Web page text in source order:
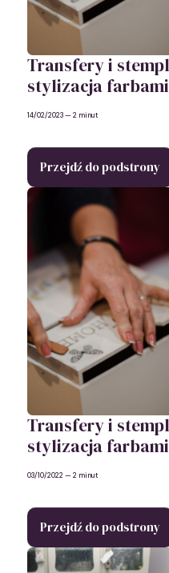
Transfery i
stylizacja
14/02/2023— 2 minut
Przejdź do podstrony
Transfery i
stylizacja
03/10/2022— 2 minut
Przejdź do podstrony